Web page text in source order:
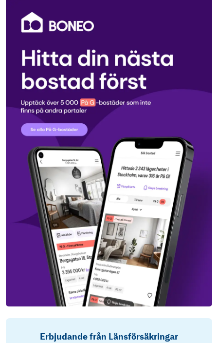
Erbjudande från Länsförsäkringar